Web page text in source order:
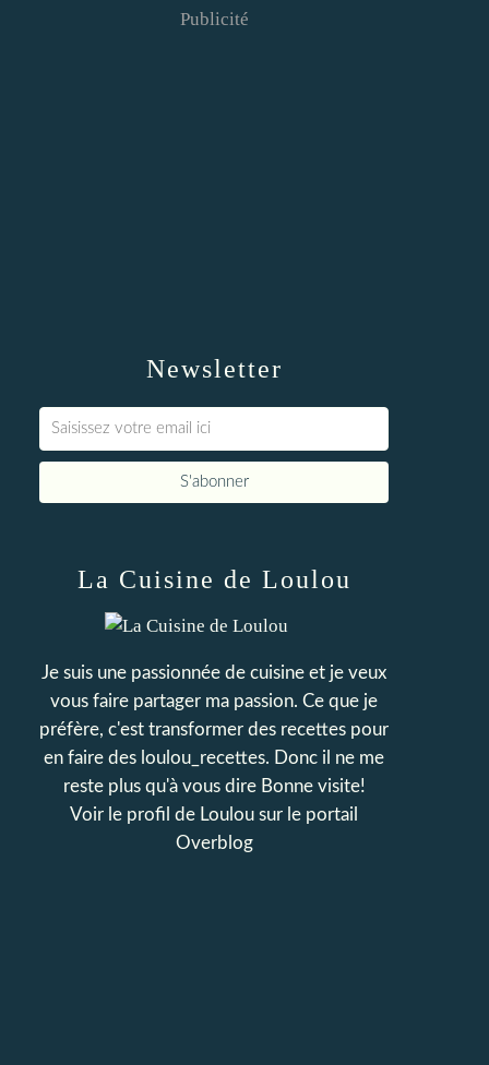
Newsletter
Publicité
La Cuisine de Loulou
Je suis une passionnée de cuisine et je veux
vous faire partager ma passion. Ce que je
préfère, c'est transformer des recettes pour
en faire des loulou_recettes. Donc il ne me
reste plus qu'à vous dire Bonne visite!
Voir le profil de Loulou sur le portail
Overblog